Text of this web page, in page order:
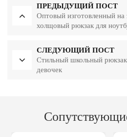
ПРЕДЫДУЩИЙ ПОСТ
Оптовый изготовленный
холщовый рюкзак для
СЛЕДУЮЩИЙ ПОСТ
Стильный школьный
девочек